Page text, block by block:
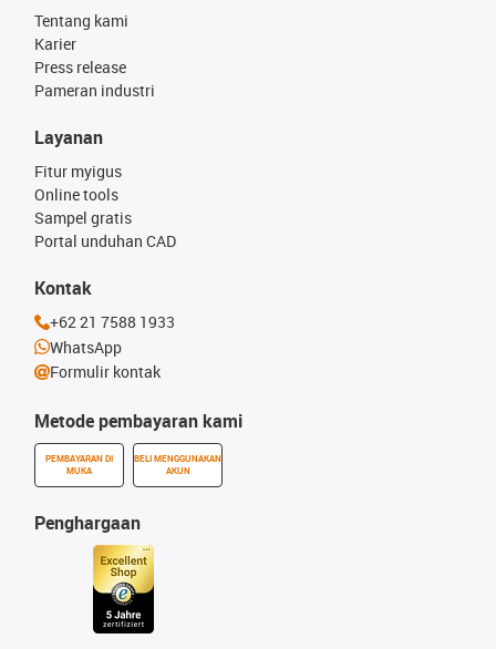
Tentang kami
Karier
Press release
Pameran industri
Metode pembayaran kami
PEMBAYARAN DI
MUKA
BELI MENGGUNAKAN
AKUN
Layanan
Fitur myigus
Online tools
Sampel gratis
Portal unduhan CAD
Penghargaan
Kontak
+62 21 7588 1933
WhatsApp
Formulir kontak